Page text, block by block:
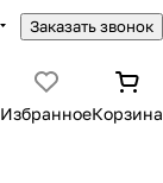
Заказать звонок
ИзбранноеКорзина